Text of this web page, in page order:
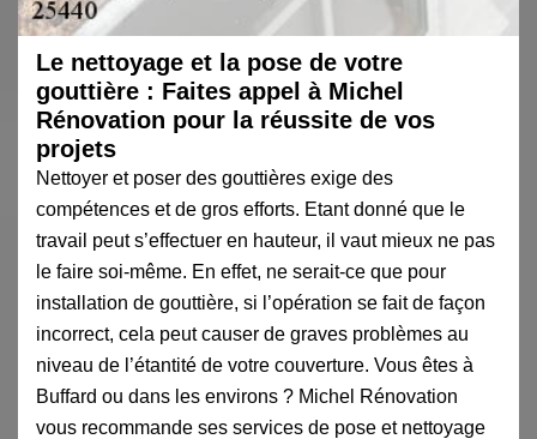
Le nettoyage et la pose de votre
gouttière : Faites appel à Michel
Rénovation pour la réussite de vos
projets
Nettoyer et poser des gouttières exige des
compétences et de gros efforts. Etant donné que le
travail peut s’effectuer en hauteur, il vaut mieux ne pas
le faire soi-même. En effet, ne serait-ce que pour
installation de gouttière, si l’opération se fait de façon
incorrect, cela peut causer de graves problèmes au
niveau de l’étantité de votre couverture. Vous êtes à
Buffard ou dans les environs ? Michel Rénovation
vous recommande ses services de pose et nettoyage